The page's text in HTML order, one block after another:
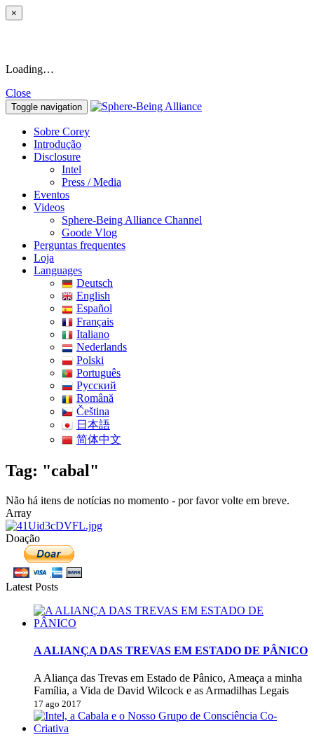
×
Loading…
Close
Toggle navigation
Sobre Corey
Introdução
Disclosure
Intel
Press / Media
Eventos
Videos
Sphere-Being Alliance Channel
Goode Vlog
Perguntas frequentes
Loja
Languages
Deutsch
English
Español
Français
Italiano
Nederlands
Polski
Português
Pусский
Română
Čeština
日本語
简体中文
Tag: "cabal"
Não há itens de notícias no momento - por favor volte em breve.
Array
Doação
Latest Posts
A ALIANÇA DAS TREVAS EM ESTADO DE PÂNICO
A Aliança das Trevas em Estado de Pânico, Ameaça a minha
Família, a Vida de David Wilcock e as Armadilhas Legais
17 ago 2017